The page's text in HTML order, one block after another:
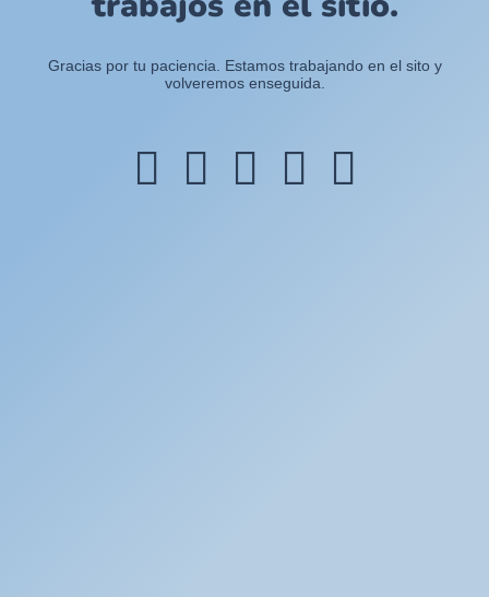
Gracias por tu paciencia. Estamos trabajando en el sito y
volveremos enseguida.